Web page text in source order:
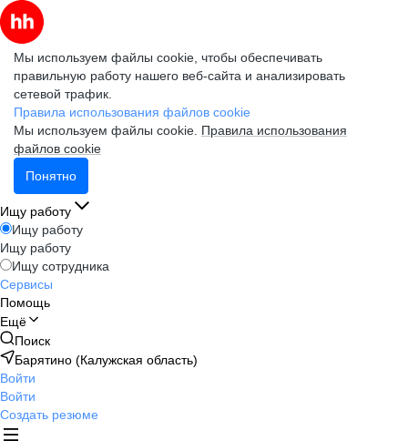
Мы используем файлы cookie, чтобы обеспечивать
правильную работу нашего веб-сайта и анализировать
сетевой трафик.
Правила использования файлов cookie
Мы используем файлы cookie. Правила использования
файлов cookie
Понятно
Ищу работу
Ищу работу
Ищу работу
Ищу сотрудника
Сервисы
Помощь
Ещё
Поиск
Барятино (Калужская область)
Войти
Войти
Создать резюме